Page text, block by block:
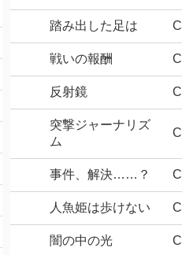
踏み出した足は
戦いの報酬
反射鏡
突撃ジャーナリズ
ム
事件、解決……？
人魚姫は歩けない
闇の中の光